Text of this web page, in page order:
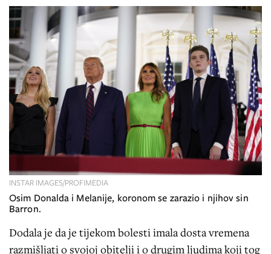
Osim Donalda i Melanije, koronom se zarazio i njihov sin
Barron.
INSTAR IMAGES/PROFIMEDIA
Dodala je da je tijekom bolesti imala dosta vremena
razmišljati o svojoj obitelji i o drugim ljudima koji tog